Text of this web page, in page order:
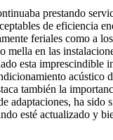
prestando
de eficiencia
feriales como a
mella en las
esta
también la
adaptaciones, ha
esté actualizado y